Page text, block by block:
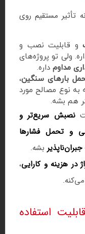
تأثیر مستقیم روی
و قابلیت نصب و
ولی تو پروژه‌های
مداوم داره.
بارهای سنگین،
به نوع مصالح مورد
هم بشه.
نصبش سریع‌تر و
و تحمل فشارها
بشه.
در هزینه و کارایی،
استفاده